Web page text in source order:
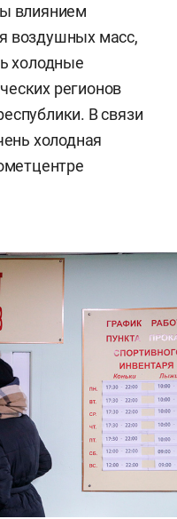
влиянием
воздушных масс,
холодные
регионов
В связи
холодная